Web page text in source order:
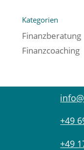
Kategorien
Finanzberatung
Finanzcoaching
+49
+49